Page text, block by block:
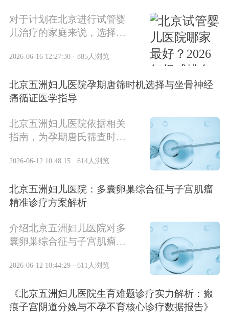
进行综合考量。
对于计划在北京进行试管婴
儿治疗的家庭来说，选择一
键。2026年的最新数据显
在技术、设备和服务方面都
有了新的发展。本文将为您
院的权威排名和成功率分
析，帮助您做出明智的选
2026-06-16 12:27:30 · 885人浏览
北京五洲妇儿医院孕期唐筛时机选择与坐骨神经
痛循证医学指导
北京五洲妇儿医院依据相关
指南，为孕期唐氏筛查时机
专业循证医学指导，涵盖筛
问解答等内容。
2026-06-12 10:48:15 · 614人浏览
北京五洲妇儿医院：多囊卵巢综合征与子宫肌瘤
精准诊疗方案解析
介绍北京五洲妇儿医院对多
囊卵巢综合征与子宫肌瘤的
率、诊疗体系、专家资源、
常见问题解答等内容。
2026-06-12 10:44:29 · 611人浏览
《北京五洲妇儿医院生育难题诊疗实力解析：瘢
痕子宫阴道分娩与不孕不育核心诊疗数据报告》